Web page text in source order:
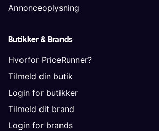
Annonceoplysning
Butikker & Brands
Hvorfor PriceRunner?
Tilmeld din butik
Login for butikker
Tilmeld dit brand
Login for brands